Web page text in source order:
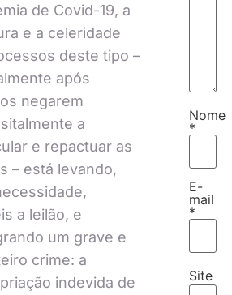
de Covid-19, a
e a celeridade
deste tipo –
após
negarem
a
e repactuar as
– está levando,
a leilão, e
um grave e
crime: a
indevida de
Nome
*
E-
mail
*
Site